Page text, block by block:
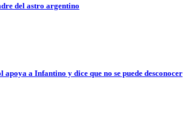
del astro argentino
apoya a Infantino y dice que no se puede desconocer